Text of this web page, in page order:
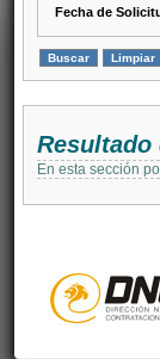
Fecha de
Resultado
En esta sección